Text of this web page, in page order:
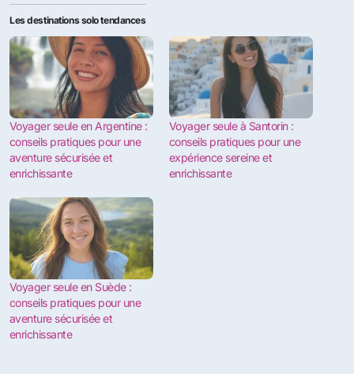
Les destinations solo tendances
Voyager seule en Argentine :
conseils pratiques pour une
aventure sécurisée et
enrichissante
Voyager seule à Santorin :
conseils pratiques pour une
expérience sereine et
enrichissante
Voyager seule en Suède :
conseils pratiques pour une
aventure sécurisée et
enrichissante